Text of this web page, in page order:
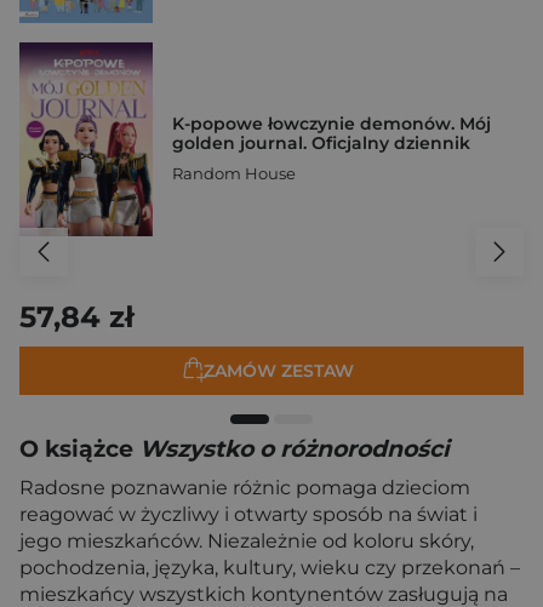
K-popowe łowczynie demonów. Mój
golden journal. Oficjalny dziennik
Random House
57,84 zł
ZAMÓW ZESTAW
O książce Wszystko o różnorodności
Radosne poznawanie różnic pomaga dzieciom
reagować w życzliwy i otwarty sposób na świat i
jego mieszkańców. Niezależnie od koloru skóry,
pochodzenia, języka, kultury, wieku czy przekonań –
mieszkańcy wszystkich kontynentów zasługują na